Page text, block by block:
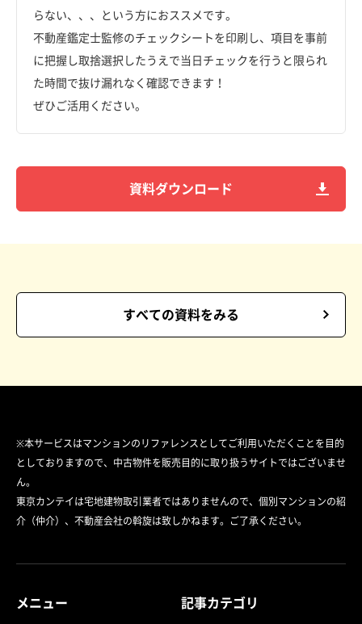
らない、、、という方におススメです。
不動産鑑定士監修のチェックシートを印刷し、項目を事前
に把握し取捨選択したうえで当日チェックを行うと限られ
た時間で抜け漏れなく確認できます！
ぜひご活用ください。
資料ダウンロード
すべての資料をみる
※本サービスはマンションのリファレンスとしてご利用いただくことを目的
としておりますので、中古物件を販売目的に取り扱うサイトではございませ
ん。
東京カンテイは宅地建物取引業者ではありませんので、個別マンションの紹
介（仲介）、不動産会社の斡旋は致しかねます。ご了承ください。
メニュー 記事カテゴリ